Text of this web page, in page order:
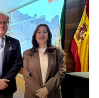
Egiptología - 1